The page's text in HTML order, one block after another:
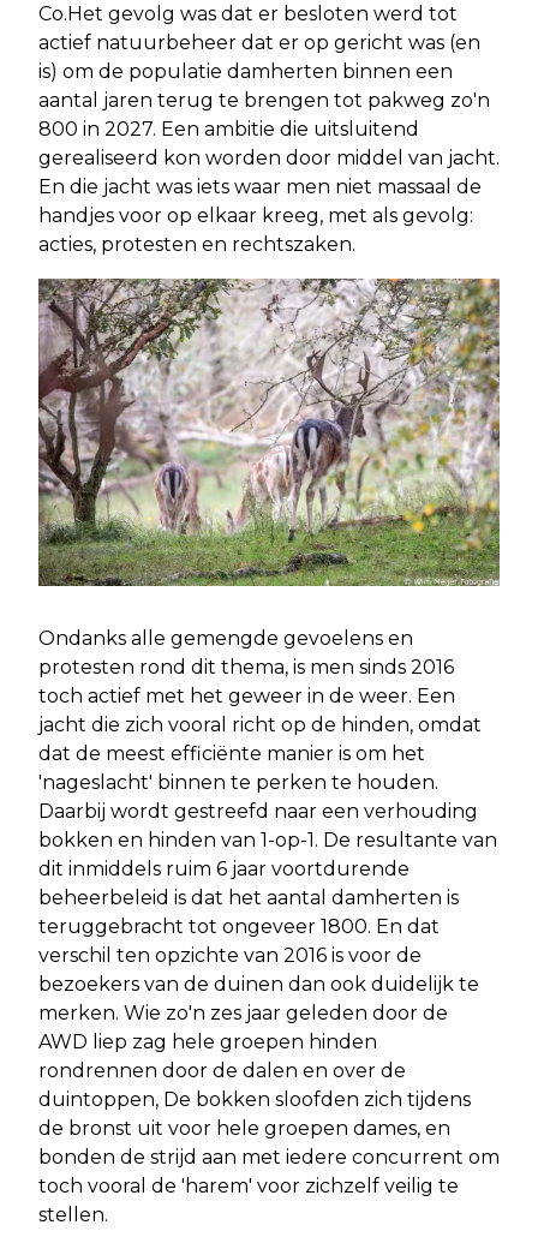
Co.Het gevolg was dat er besloten werd tot
actief natuurbeheer dat er op gericht was (en
is) om de populatie damherten binnen een
aantal jaren terug te brengen tot pakweg zo'n
800 in 2027. Een ambitie die uitsluitend
gerealiseerd kon worden door middel van jacht.
En die jacht was iets waar men niet massaal de
handjes voor op elkaar kreeg, met als gevolg:
acties, protesten en rechtszaken.
Ondanks alle gemengde gevoelens en
protesten rond dit thema, is men sinds 2016
toch actief met het geweer in de weer. Een
jacht die zich vooral richt op de hinden, omdat
dat de meest efficiënte manier is om het
'nageslacht' binnen te perken te houden.
Daarbij wordt gestreefd naar een verhouding
bokken en hinden van 1-op-1. De resultante van
dit inmiddels ruim 6 jaar voortdurende
beheerbeleid is dat het aantal damherten is
teruggebracht tot ongeveer 1800. En dat
verschil ten opzichte van 2016 is voor de
bezoekers van de duinen dan ook duidelijk te
merken. Wie zo'n zes jaar geleden door de
AWD liep zag hele groepen hinden
rondrennen door de dalen en over de
duintoppen, De bokken sloofden zich tijdens
de bronst uit voor hele groepen dames, en
bonden de strijd aan met iedere concurrent om
toch vooral de 'harem' voor zichzelf veilig te
stellen.